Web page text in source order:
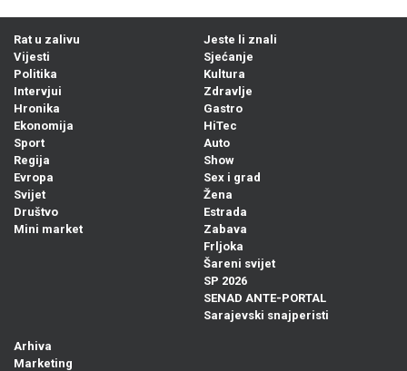
Rat u zalivu
Vijesti
Politika
Intervjui
Hronika
Ekonomija
Sport
Regija
Evropa
Svijet
Društvo
Mini market
Jeste li znali
Sjećanje
Kultura
Zdravlje
Gastro
HiTec
Auto
Show
Sex i grad
Žena
Estrada
Zabava
Frljoka
Šareni svijet
SP 2026
SENAD ANTE-PORTAL
Sarajevski snajperisti
Arhiva
Marketing